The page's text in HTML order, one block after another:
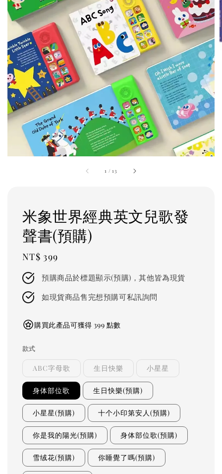
1 /13
米象世界經典英文兒歌發
聲書(預購)
Regular
price
NT$ 399
預購商品於標題顯示(預購)，其他皆為現貨
如現貨商品售完想預購可私訊詢問
購買此產品可獲得 399 點數
款式
ABC字母歌 生日快樂 小星星
身体部位歌 生日快樂(預購)
小星星(預購) 十个小印第安人(預購)
你是我的陽光(預購) 身体部位歌(預購)
雪绒花(預購) 你睡覺了嗎(預購)